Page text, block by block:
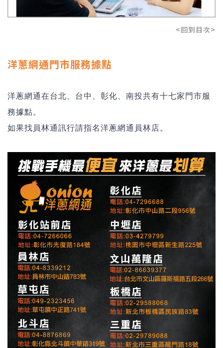
<回到目次>
洋蔥網通門市服務據點
洋蔥網通在台北、台中、彰化、南投共有十七家門市服
務據點。
如果找員林通訊行請指名洋蔥網通員林店。